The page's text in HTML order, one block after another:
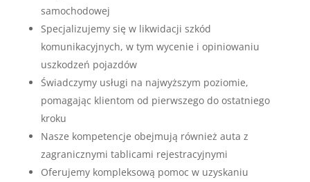
samochodowej
Specjalizujemy się w likwidacji szkód
komunikacyjnych, w tym wycenie i opiniowaniu
uszkodzeń pojazdów
Świadczymy usługi na najwyższym poziomie,
pomagając klientom od pierwszego do ostatniego
kroku
Nasze kompetencje obejmują również auta z
zagranicznymi tablicami rejestracyjnymi
Oferujemy kompleksową pomoc w uzyskaniu